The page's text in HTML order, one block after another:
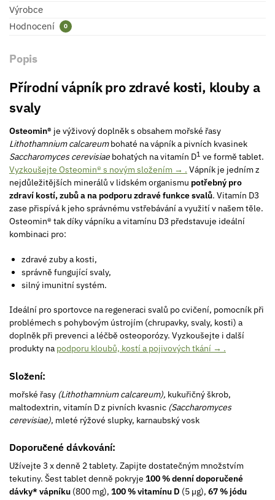
Výrobce
Hodnocení
0
Popis
Přírodní vápník pro zdravé kosti, klouby a
svaly
Osteomin® je výživový doplněk s obsahem mořské řasy
Lithothamnium calcareumbohaté na vápník a pivních kvasinek
Saccharomyces cerevisiae bohatých na vitamín D1 ve formě tablet.
Vyzkoušejte Osteomin® s novým složením → . Vápník je jedním z
nejdůležitějších minerálů v lidském organismu potřebný pro
zdraví kostí, zubů a na podporu zdravé funkce svalů. Vitamín D3
zase přispívá k jeho správnému vstřebávání a využití v našem těle.
Osteomin® tak díky vápníku a vitamínu D3 představuje ideální
kombinaci pro:
zdravé zuby a kosti,
správně fungující svaly,
silný imunitní systém.
Ideální pro sportovce na regeneraci svalů po cvičení, pomocník při
problémech s pohybovým ústrojím (chrupavky, svaly, kosti) a
doplněk při prevenci a léčbě osteoporózy. Vyzkoušejte i další
produkty na podporu kloubů, kostí a pojivových tkání → .
Složení:
mořské řasy (Lithothamnium calcareum), kukuřičný škrob,
maltodextrin, vitamín D z pivních kvasnic (Saccharomyces
cerevisiae), mleté rýžové slupky, karnaubský vosk
Doporučené dávkování:
Užívejte 3 x denně 2 tablety. Zapijte dostatečným množstvím
tekutiny. Šest tablet denně pokryje 100 % denní doporučené
dávky* vápníku (800 mg), 100 % vitamínu D (5 µg), 67 % jódu